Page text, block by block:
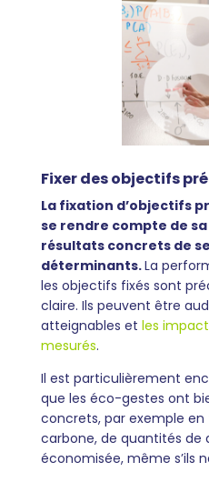
Fixer des objectifs
La fixation d’objectifs
se rendre compte de
résultats concrets de
déterminants.La
les objectifs fixés sont
claire. Ils peuvent être
atteignables et les
mesurés.
Il est particulièrement
que les éco-gestes ont
concrets, par exemple en
carbone, de quantités de
économisée, même s’ils